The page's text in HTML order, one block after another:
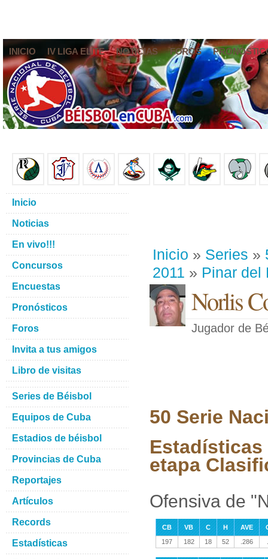
INICIO IV LIGA ELITE NOTICIAS FOROS
Inicio » Series »
2011 » Pinar del
Norlis
Jugador de
50 Serie
etapa
Ofensiva de
CB VB C H AVE
197
182 18 52 .286
Inicio
Noticias
En vivo!!!
Concursos
Encuestas
Pronósticos
Foros
Invita a tus amigos
Libro de visitas
Series de Béisbol
Equipos de Cuba
Estadios de béisbol
Provincias de Cuba
Reportajes
Artículos
Records
Estadísticas